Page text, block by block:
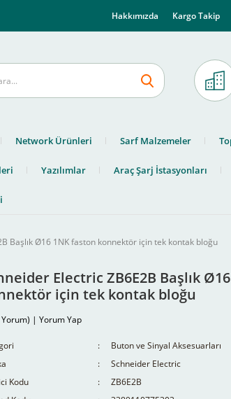
Hakkımızda Kargo Takip
Network Ürünleri Sarf Malzemeler
Yazılımlar Araç Şarj İstasyonları
Başlık Ø16 1NK faston konnektör için tek kontak bloğu
Electric ZB6E2B Başlık
için tek kontak bloğu
| Yorum Yap
Buton ve Sinyal Aksesuarları
Schneider Electric
Kodu
ZB6E2B